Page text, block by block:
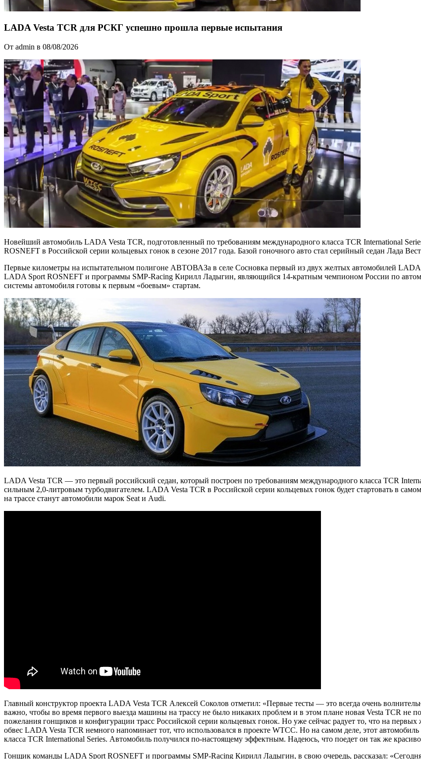
LADA Vesta TCR для РСКГ успешно прошла первые испытания
От admin в 08/08/2026
Новейший автомобиль LADA Vesta TCR, подготовленный по требованиям международного класса TCR International
ROSNEFT в Российской серии кольцевых гонок в сезоне 2017 года. Базой гоночного авто стал серийный седан Лада
Первые километры на испытательном полигоне АВТОВАЗа в селе Сосновка первый из двух желтых автомобилей LADA
LADA Sport ROSNEFT и программы SMP-Racing Кирилл Ладыгин, являющийся 14-кратным чемпионом России по
системы автомобиля готовы к первым «боевым» стартам.
LADA Vesta TCR — это первый российский седан, который построен по требованиям международного класса TCR
сильным 2,0-литровым турбодвигателем. LADA Vesta TCR в Российской серии кольцевых гонок будет стартовать в
на трассе станут автомобили марок Seat и Audi.
Главный конструктор проекта LADA Vesta TCR Алексей Соколов отметил: «Первые тесты — это всегда очень
важно, чтобы во время первого выезда машины на трассу не было никаких проблем и в этом плане новая Vesta TCR не
пожелания гонщиков и конфигурации трасс Российской серии кольцевых гонок. Но уже сейчас радует то, что на
обвес LADA Vesta TCR немного напоминает тот, что использовался в проекте WTCC. Но на самом деле, этот
класса TCR International Series. Автомобиль получился по-настоящему эффектным. Надеюсь, что поедет он так же
Гонщик команды LADA Sport ROSNEFT и программы SMP-Racing Кирилл Ладыгин, в свою очередь, рассказал: